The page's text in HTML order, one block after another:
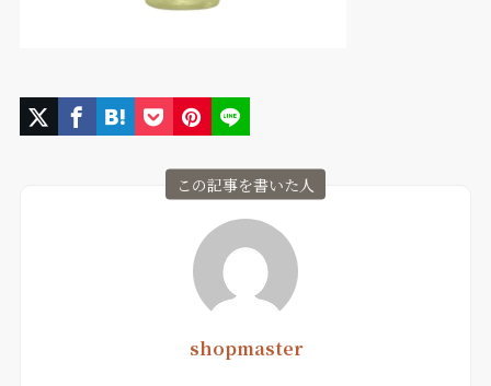
この記事を書いた人
shopmaster